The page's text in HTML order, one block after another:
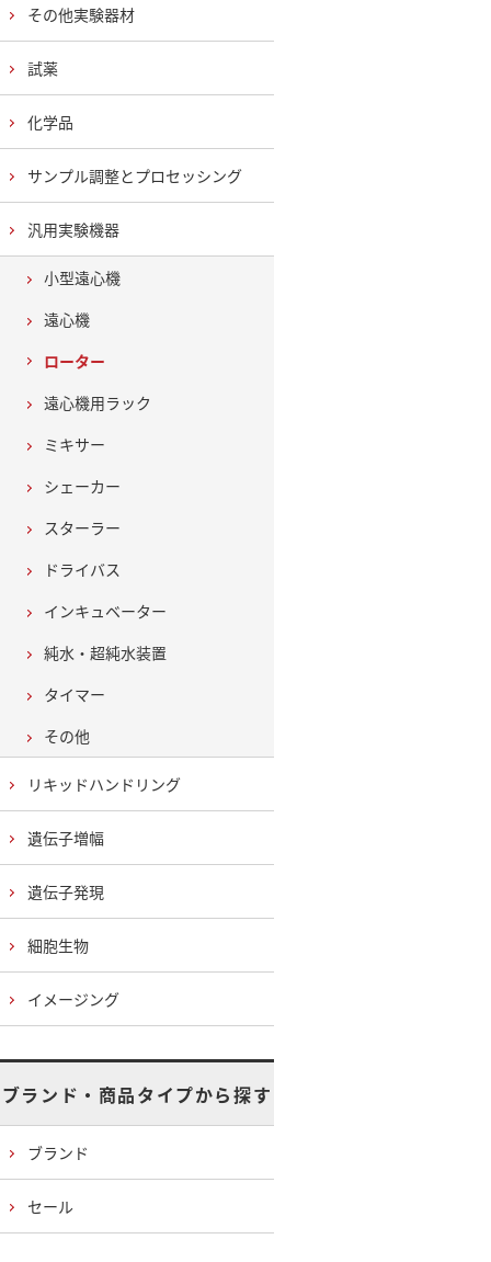
その他実験器材
試薬
化学品
サンプル調整とプロセッシング
汎用実験機器
小型遠心機
遠心機
ローター
遠心機用ラック
ミキサー
シェーカー
スターラー
ドライバス
インキュベーター
純水・超純水装置
タイマー
その他
リキッドハンドリング
遺伝子増幅
遺伝子発現
細胞生物
イメージング
ブランド・商品タイプから探す
ブランド
セール